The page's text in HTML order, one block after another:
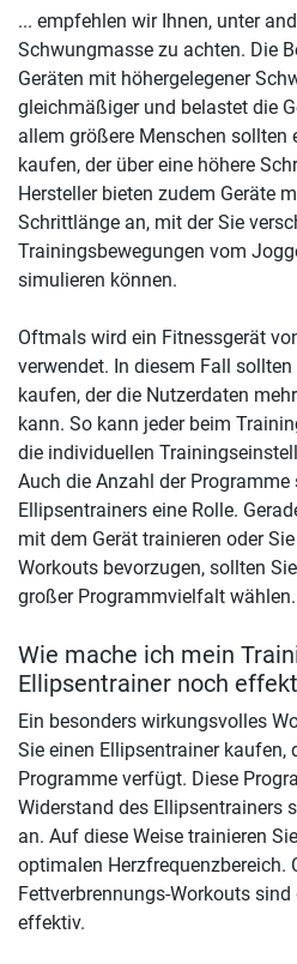
... empfehlen wir Ihnen, unter
Schwungmasse zu achten. Die
Geräten mit höhergelegener
gleichmäßiger und belastet die
allem größere Menschen sollten
kaufen, der über eine höhere
Hersteller bieten zudem Geräte
Schrittlänge an, mit der Sie
Trainingsbewegungen vom
simulieren können.
Oftmals wird ein Fitnessgerät
verwendet. In diesem Fall
kaufen, der die Nutzerdaten
kann. So kann jeder beim
die individuellen
Auch die Anzahl der
Ellipsentrainers eine Rolle.
mit dem Gerät trainieren oder
Workouts bevorzugen, sollten
großer Programmvielfalt wählen.
Wie mache ich mein
Ellipsentrainer noch
Ein besonders wirkungsvolles
Sie einen Ellipsentrainer kaufen,
Programme verfügt. Diese
Widerstand des Ellipsentrainers
an. Auf diese Weise trainieren
optimalen Herzfrequenzbereich.
Fettverbrennungs-Workouts
effektiv.